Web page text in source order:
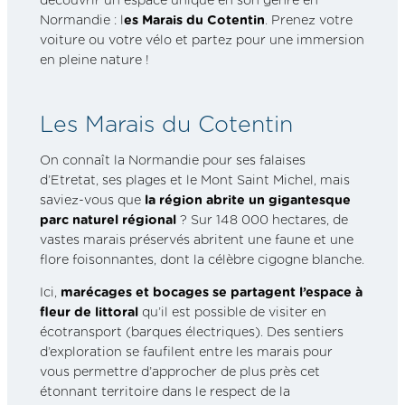
Normandie : les Marais du Cotentin. Prenez votre
voiture ou votre vélo et partez pour une immersion
en pleine nature !
Les Marais du Cotentin
On connaît la Normandie pour ses falaises
d’Etretat, ses plages et le Mont Saint Michel, mais
saviez-vous que la région abrite un gigantesque
parc naturel régional? Sur 148 000 hectares, de
vastes marais préservés abritent une faune et une
flore foisonnantes, dont la célèbre cigogne blanche.
Ici, marécages et bocages se partagent l’espace à
fleur de littoralqu’il est possible de visiter en
écotransport (barques électriques). Des sentiers
d’exploration se faufilent entre les marais pour
vous permettre d’approcher de plus près cet
étonnant territoire dans le respect de la